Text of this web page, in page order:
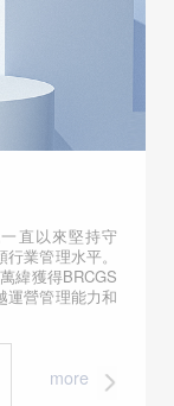
直以來堅持守
業管理水平。
緯獲得BRCGS
運營管理能力和
more